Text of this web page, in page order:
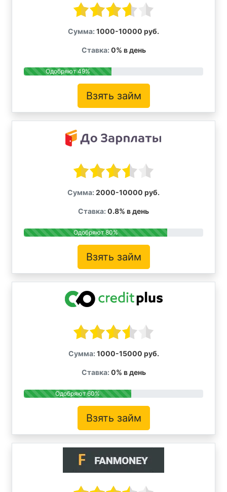
Сумма: 1000-10000 руб.
Ставка: 0% в день
Одобряют 49%
Взять займ
Сумма: 2000-10000 руб.
Ставка: 0.8% в день
Одобряют 80%
Взять займ
Сумма: 1000-15000 руб.
Ставка: 0% в день
Одобряют 60%
Взять займ